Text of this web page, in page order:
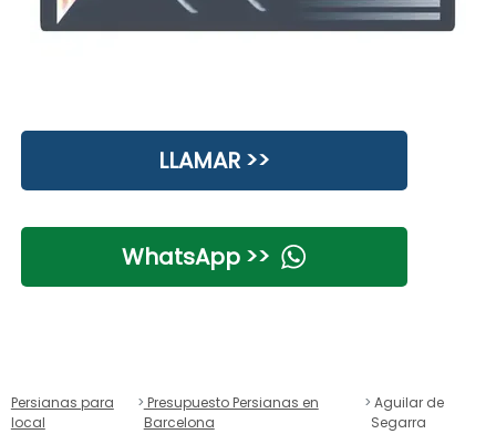
LLAMAR >>
WhatsApp >>
Persianas para
local
Presupuesto Persianas en
Barcelona
Aguilar de
Segarra